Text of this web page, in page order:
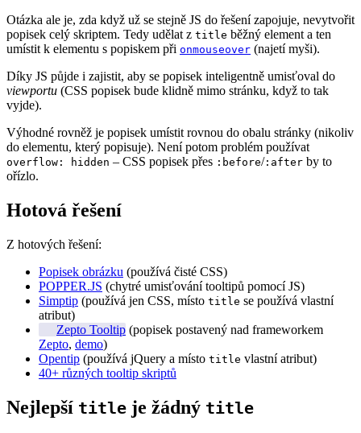
Otázka ale je, zda když už se stejně JS do řešení zapojuje, nevytvořit
popisek celý skriptem. Tedy udělat z title běžný element a ten
umístit k elementu s popiskem při onmouseover (najetí myši).
Díky JS půjde i zajistit, aby se popisek inteligentně umisťoval do
viewportu (CSS popisek bude klidně mimo stránku, když to tak
vyjde).
Výhodné rovněž je popisek umístit rovnou do obalu stránky (nikoliv
do elementu, který popisuje). Není potom problém používat
overflow: hidden – CSS popisek přes :before/ :after by to
ořízlo.
Hotová řešení
Z hotových řešení:
Popisek obrázku (používá čisté CSS)
POPPER.JS (chytré umisťování tooltipů pomocí JS)
Simptip (používá jen CSS, místo title se používá vlastní
atribut)
Zepto Tooltip (popisek postavený nad frameworkem
Zepto, demo)
Opentip (používá jQuery a místo title vlastní atribut)
40+ různých tooltip skriptů
Nejlepší title je žádný title